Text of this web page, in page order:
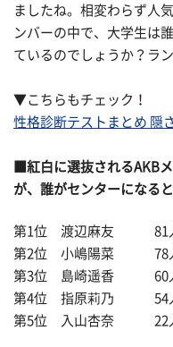
ましたね。相変わらず人
ンバーの中で、大学生は
ているのでしょうか？ラ
▼こちらもチェック！
性格診断テストまとめ 隠
■紅白に選抜されるAKB
が、誰がセンターになる
第1位 渡辺麻友 81人
第2位 小嶋陽菜 78人
第3位 島崎遥香 60人
第4位 指原莉乃 54人
第5位 入山杏奈 22人